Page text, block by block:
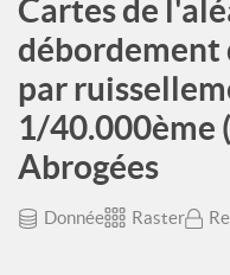
Cartes de
débordement
par
1/40.000ème
Abrogées
Donnée Raster